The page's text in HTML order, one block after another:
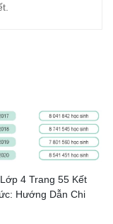
4 Trang 55 Kết
Hướng Dẫn Chi